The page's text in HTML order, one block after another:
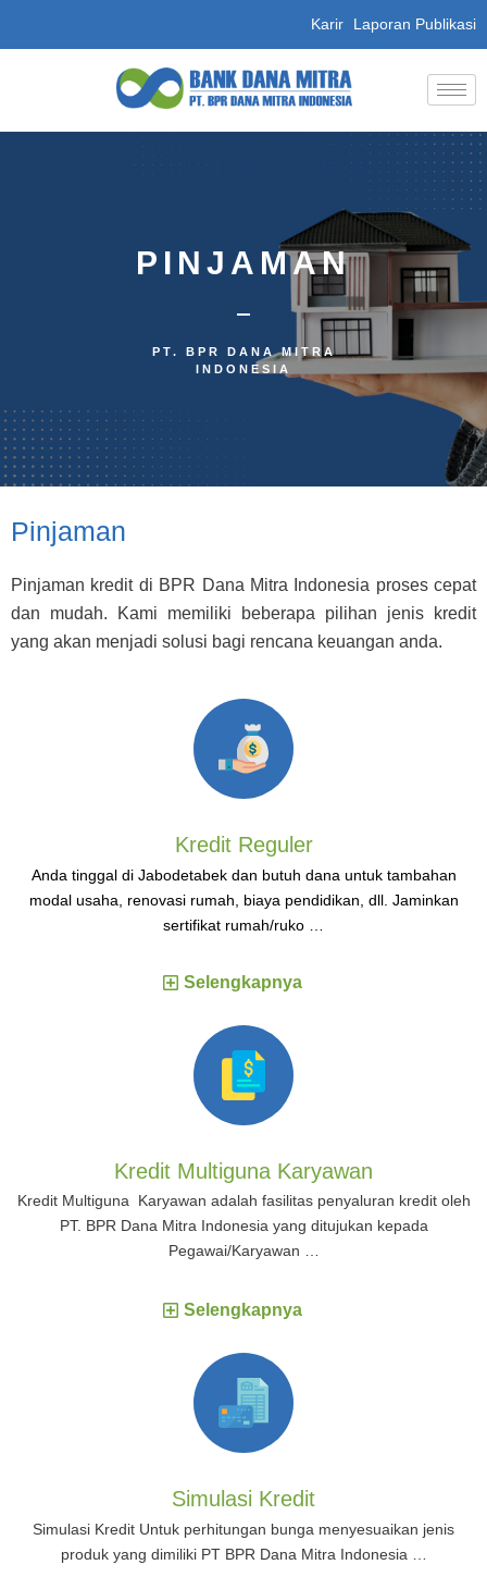
Karir Laporan Publikasi
PINJAMAN
PT. BPR DANA MITRA
INDONESIA
Pinjaman
Pinjaman kredit di BPR Dana Mitra Indonesia proses cepat
dan mudah. Kami memiliki beberapa pilihan jenis kredit
yang akan menjadi solusi bagi rencana keuangan anda.
Kredit Reguler
Anda tinggal di Jabodetabek dan butuh dana untuk tambahan
modal usaha, renovasi rumah, biaya pendidikan, dll. Jaminkan
sertifikat rumah/ruko …
Selengkapnya
Kredit Multiguna Karyawan
Kredit Multiguna Karyawan adalah fasilitas penyaluran kredit oleh
PT. BPR Dana Mitra Indonesia yang ditujukan kepada
Pegawai/Karyawan …
Selengkapnya
Simulasi Kredit
Simulasi Kredit Untuk perhitungan bunga menyesuaikan jenis
produk yang dimiliki PT BPR Dana Mitra Indonesia …